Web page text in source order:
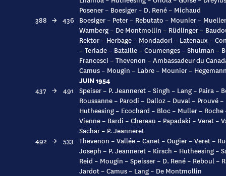
Posener – Boesiger – D. René – Michaud
388 → 436 Boesiger – Peter – Rebutato – Mounier –
Wamberg – De Montmollin – Rüdlinger –
Rektor – Herbage – Mondadori – Latenaux –
– Teriade – Bataille – Coumenges – Shulman
Francesci – Thevenon – Ambassadeur du
Camus – Mougin – Labre – Mounier –
JUIN 1954
437 → 491 Speiser – P. Jeanneret – Singh – Lang – Paira –
Roussanne – Parodi – Dalloz – Duval – Prouvé
Hutheesing – Ecochard – Bloc – Muller –
Vienne – Bardi – Chereau – Papadaki – Veret –
Sachar – P. Jeanneret
492 → 533 Thevenon – Vallée – Canet – Ougier – Veret –
Joseph – P. Jeanneret – Kirsch – Hutheesing –
Reid – Mougin – Speisser – D. René – Reboul
Jardot – Camus – Lang – De Montmollin